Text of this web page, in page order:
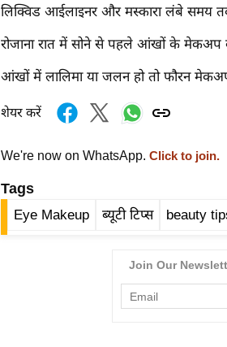
लिक्विड आईलाइनर और मस्कारा लंबे समय
रोजाना रात में सोने से पहले आंखों के मेकअप
आंखों में लालिमा या जलन हो तो फौरन
शेयर करें
We're now on WhatsApp. Click to join.
Tags
Eye Makeup ब्यूटी टिप्स beauty